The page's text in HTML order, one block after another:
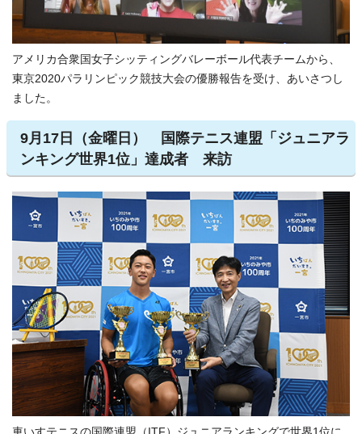
アメリカ合衆国女子シッティングバレーボール代表チームから、
東京2020パラリンピック競技大会の優勝報告を受け、あいさつし
ました。
9月17日（金曜日） 国際テニス連盟「ジュニアラ
ンキング世界1位」達成者 来訪